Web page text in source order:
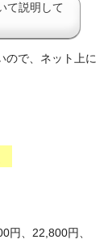
て説明して
ので、ネット上に
円、22,800円、